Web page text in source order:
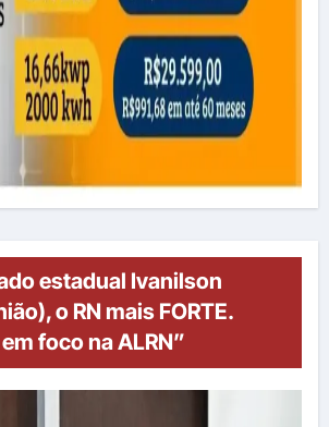
estadual Ivanilson
o RN mais FORTE.
foco na ALRN”